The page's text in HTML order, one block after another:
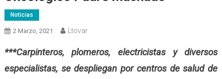
Noticias
2 Marzo, 2021 Ltovar
***Carpinteros, plomeros, electricistas y diversos
especialistas, se despliegan por centros de salud de